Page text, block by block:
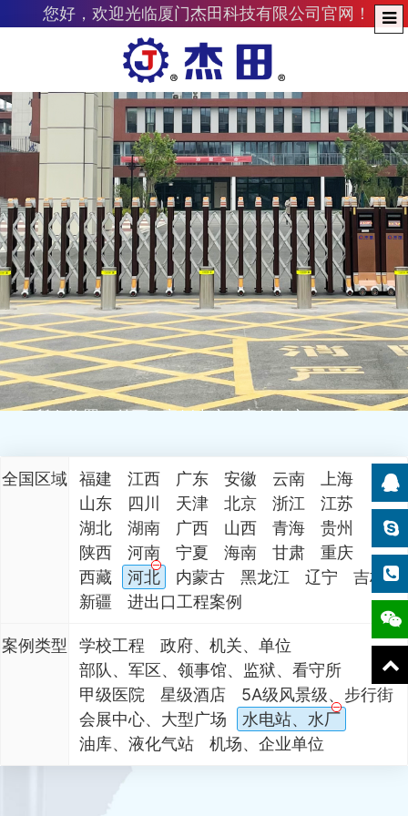
您好，欢迎光临厦门杰田科技有限公司官网！
所在位置：首页 案例中心 案例中心
全国区域 福建 江西 广东 安徽 云南
上海
山东
四川 天津 北京 浙江
江苏
湖北
湖南 广西 山西 青海
贵州
陕西
河南 宁夏 海南 甘肃
重庆
西藏
河北 内蒙古 黑龙江 辽宁
吉林
新疆
进出口工程案例
案例类型 学校工程
政府、机关、单位
部队、军区、领事馆、监狱、看守所
甲级医院
星级酒店
5A级风景级、步行街
会展中心、大型广场
水电站、水厂
油库、液化气站
机场、企业单位